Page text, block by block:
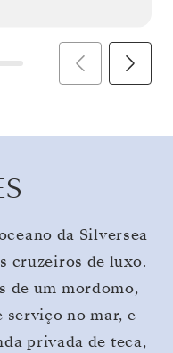
da Silversea
cruzeiros de luxo.
de um mordomo,
serviço no mar, e
privada de teca,